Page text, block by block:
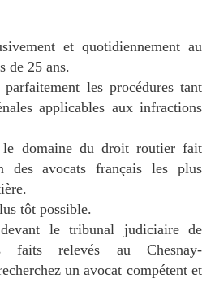
et quotidiennement au
de 25 ans.
les procédures tant
applicables aux infractions
le domaine du droit routier fait
des avocats français les plus
tôt possible.
le tribunal judiciaire de
faits relevés au Chesnay-
un avocat compétent et